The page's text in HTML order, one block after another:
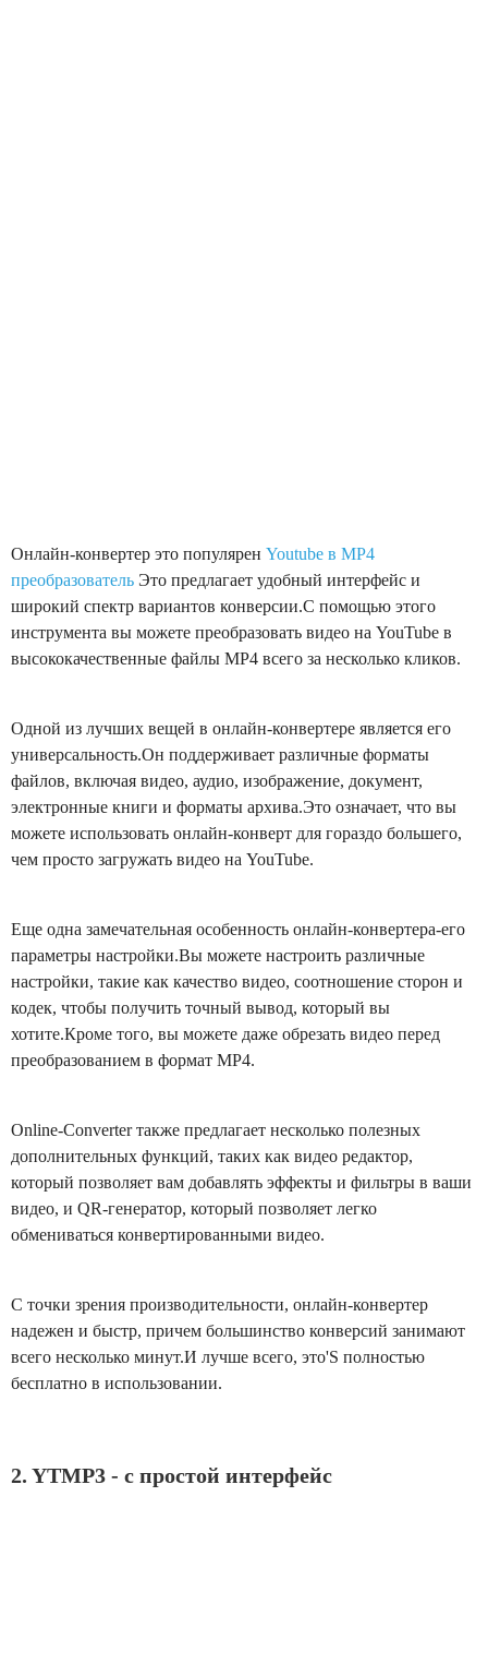
Онлайн-конвертер это популярен Youtube в MP4
преобразователь Это предлагает удобный интерфейс и
широкий спектр вариантов конверсии.С помощью этого
инструмента вы можете преобразовать видео на YouTube в
высококачественные файлы MP4 всего за несколько кликов.
Одной из лучших вещей в онлайн-конвертере является его
универсальность.Он поддерживает различные форматы
файлов, включая видео, аудио, изображение, документ,
электронные книги и форматы архива.Это означает, что вы
можете использовать онлайн-конверт для гораздо большего,
чем просто загружать видео на YouTube.
Еще одна замечательная особенность онлайн-конвертера-его
параметры настройки.Вы можете настроить различные
настройки, такие как качество видео, соотношение сторон и
кодек, чтобы получить точный вывод, который вы
хотите.Кроме того, вы можете даже обрезать видео перед
преобразованием в формат MP4.
Online-Converter также предлагает несколько полезных
дополнительных функций, таких как видео редактор,
который позволяет вам добавлять эффекты и фильтры в ваши
видео, и QR-генератор, который позволяет легко
обмениваться конвертированными видео.
С точки зрения производительности, онлайн-конвертер
надежен и быстр, причем большинство конверсий занимают
всего несколько минут.И лучше всего, это'S полностью
бесплатно в использовании.
2. YTMP3 - с простой интерфейс